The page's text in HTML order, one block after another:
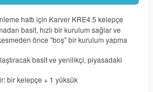
hattı için Karver KRE4.5 kelepçe
basit, hızlı bir kurulum sağlar ve
önce "boş" bir kurulum yapma
basit ve yenilikçi, piyasadaki
bir kelepçe + 1 yüksük